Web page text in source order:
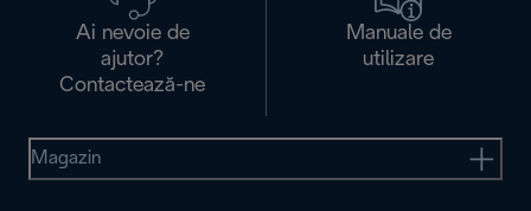
Ai nevoie de
ajutor?
Contactează-ne
Manuale de
utilizare
Magazin